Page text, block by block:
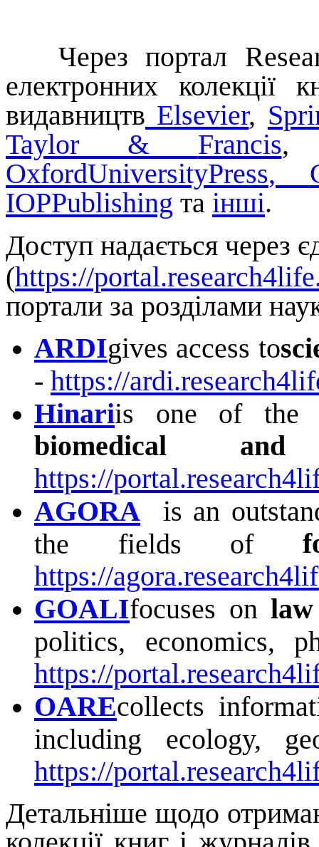
Через портал
електронних колекції
видавництв Elsevier,
Taylor & Francis
OxfordUniversityPress,
IOPPublishing та інші.
Доступ надається через
(https://
портали за розділами
ARDIgives access to
‑ https://
Hinariis one of the
biomedical
https://
AGORA is an
the fields of
https://
GOALIfocuses on
politics, economics,
https://
OAREcollects
including ecology,
https://
Детальніше щодо